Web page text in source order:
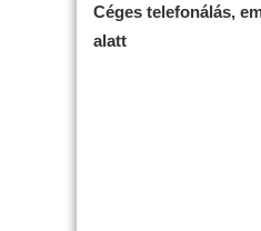
Céges telefonálás,
alatt